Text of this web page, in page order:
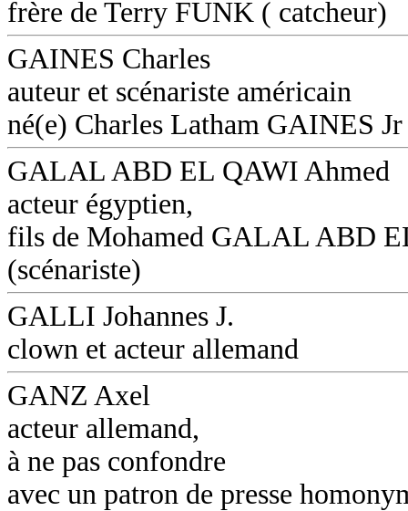
frère de Terry FUNK ( catcheur)
GAINES Charles
auteur et scénariste américain
né(e) Charles Latham GAINES Jr
GALAL ABD EL QAWI Ahmed
acteur égyptien,
fils de Mohamed GALAL ABD
(scénariste)
GALLI Johannes J.
clown et acteur allemand
GANZ Axel
acteur allemand,
à ne pas confondre
avec un patron de presse